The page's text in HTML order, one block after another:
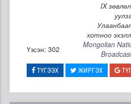
IX
хотноо
Үзсэн: 302
Mongolian
ТҮГЭЭХ ЖИРГЭХ